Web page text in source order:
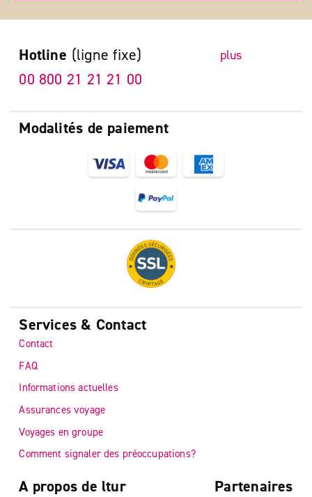
Modalités de paiement
Hotline (ligne fixe) plus
00 800 21 21 21 00
Services & Contact
Contact
FAQ
Informations actuelles
Assurances voyage
Voyages en groupe
Comment signaler des préoccupations?
A propos de ltur Partenaires